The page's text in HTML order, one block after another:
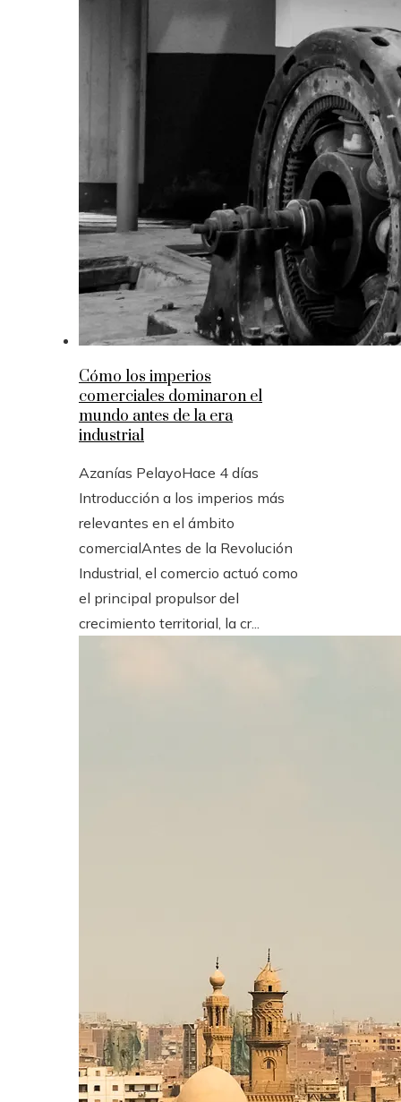
Cómo los imperios
comerciales dominaron el
mundo antes de la era
industrial
Azanías PelayoHace 4 días
Introducción a los imperios más
relevantes en el ámbito
comercialAntes de la Revolución
Industrial, el comercio actuó como
el principal propulsor del
crecimiento territorial, la cr...